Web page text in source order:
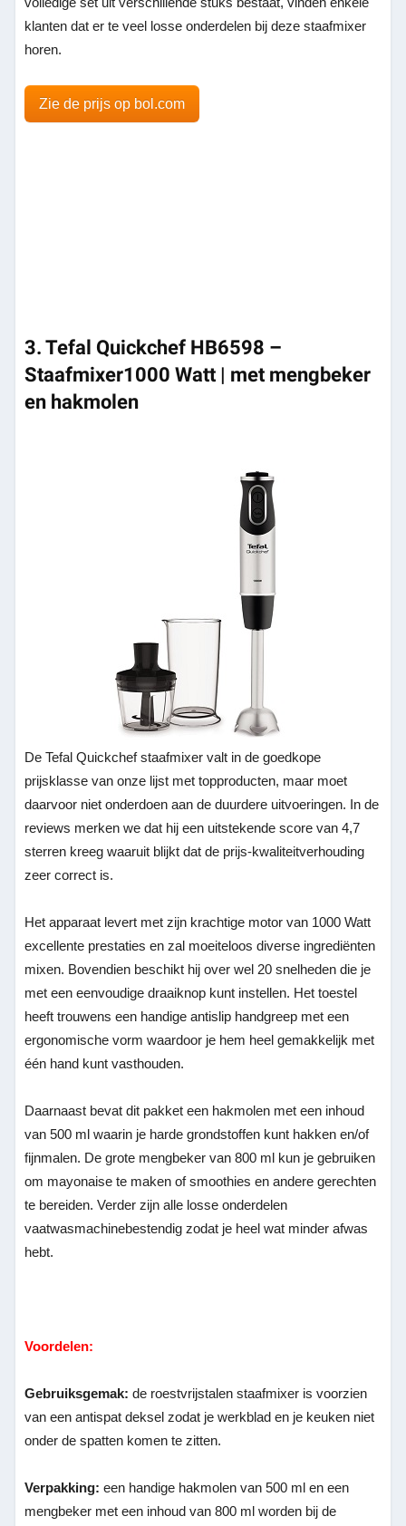
klanten dat er te veel losse onderdelen bij deze staafmixer
horen.
Zie de prijs op bol.com
3. Tefal Quickchef HB6598 –
Staafmixer1000 Watt | met mengbeker
en hakmolen
De Tefal Quickchef staafmixer valt in de goedkope
prijsklasse van onze lijst met topproducten, maar moet
daarvoor niet onderdoen aan de duurdere uitvoeringen. In de
reviews merken we dat hij een uitstekende score van 4,7
sterren kreeg waaruit blijkt dat de prijs-kwaliteitverhouding
zeer correct is.
Het apparaat levert met zijn krachtige motor van 1000 Watt
excellente prestaties en zal moeiteloos diverse ingrediënten
mixen. Bovendien beschikt hij over wel 20 snelheden die je
met een eenvoudige draaiknop kunt instellen. Het toestel
heeft trouwens een handige antislip handgreep met een
ergonomische vorm waardoor je hem heel gemakkelijk met
één hand kunt vasthouden.
Daarnaast bevat dit pakket een hakmolen met een inhoud
van 500 ml waarin je harde grondstoffen kunt hakken en/of
fijnmalen. De grote mengbeker van 800 ml kun je gebruiken
om mayonaise te maken of smoothies en andere gerechten
te bereiden. Verder zijn alle losse onderdelen
vaatwasmachinebestendig zodat je heel wat minder afwas
hebt.
Voordelen:
Gebruiksgemak: de roestvrijstalen staafmixer is voorzien
van een antispat deksel zodat je werkblad en je keuken niet
onder de spatten komen te zitten.
Verpakking: een handige hakmolen van 500 ml en een
mengbeker met een inhoud van 800 ml worden bij de